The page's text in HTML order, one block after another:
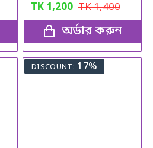
TK 1,200 TK1,400
অর্ডার করুন
DISCOUNT: 17%